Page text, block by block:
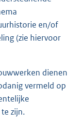
en/of
(zie hiervoor
dienen
vermeld op
zijn.